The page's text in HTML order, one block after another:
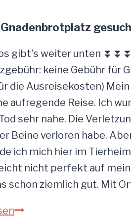
Gnadenbrotplatz
gibt’s weiter unten
keine Gebühr für
die Ausreisekosten)
aufregende Reise. Ich
sehr nahe. Die
Beine verloren habe.
ich mich hier im
nicht perfekt auf
schon ziemlich gut. Mit
S